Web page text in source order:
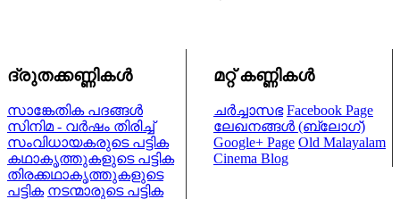
ദ്രുതക്കണ്ണികള്‍
സാങ്കേതിക പദങ്ങള്‍
സിനിമ - വര്‍ഷം തിരിച്ച്
സംവിധായകരുടെ പട്ടിക
കഥാകൃത്തുകളുടെ പട്ടിക
തിരക്കഥാകൃത്തുകളുടെ
പട്ടിക നടന്മാരുടെ പട്ടിക
മറ്റ് കണ്ണികള്‍
ചര്‍ച്ചാസഭ Facebook Page
ലേഖനങ്ങള്‍ (ബ്ലോഗ്)
Google+ Page Old Malayalam
Cinema Blog